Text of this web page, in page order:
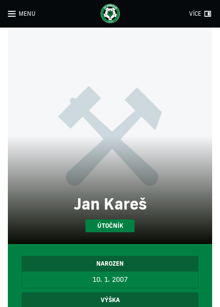
MENU VÍCE
Jan Kareš
ÚTOČNÍK
NAROZEN
10. 1. 2007
VÝŠKA